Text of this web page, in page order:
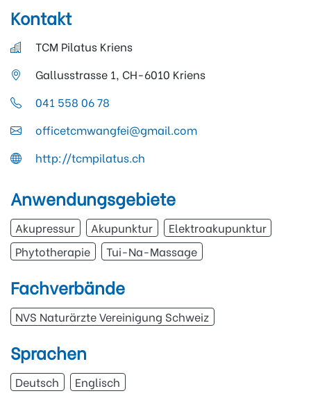
Kontakt
TCM Pilatus Kriens
Gallusstrasse 1, CH-6010 Kriens
041 558 06 78
officetcmwangfei@gmail.com
http://tcmpilatus.ch
Anwendungsgebiete
Akupressur Akupunktur
Elektroakupunktur
Phytotherapie
Tui-Na-Massage
Fachverbände
NVS Naturärzte Vereinigung Schweiz
Sprachen
Deutsch Englisch